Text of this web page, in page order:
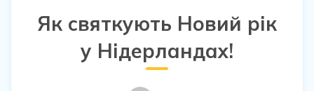
Як святкують Новий рік
у Нідерландах!